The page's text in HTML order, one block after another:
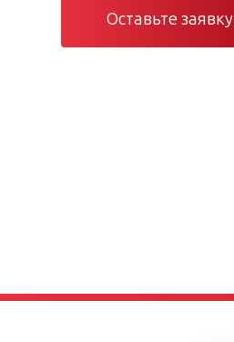
Оставьте заявку